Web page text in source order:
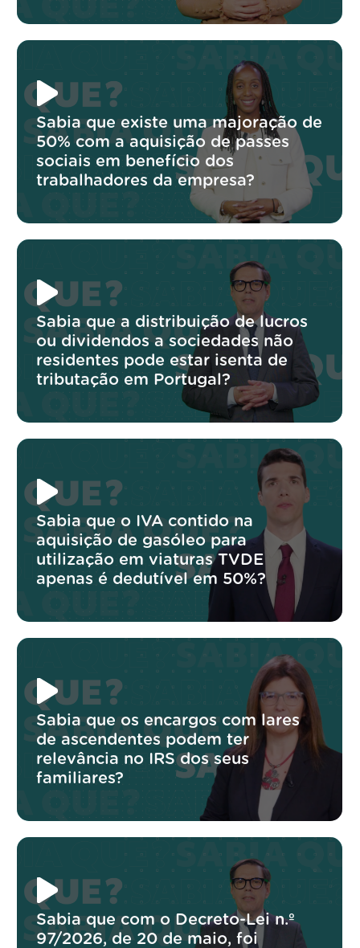
Sabia que existe uma majoração de
50% com a aquisição de passes
sociais em benefício dos
trabalhadores da empresa?
Sabia que a distribuição de lucros
ou dividendos a sociedades não
residentes pode estar isenta de
tributação em Portugal?
Sabia que o IVA contido na
aquisição de gasóleo para
utilização em viaturas TVDE
apenas é dedutível em 50%?
Sabia que os encargos com lares
de ascendentes podem ter
relevância no IRS dos seus
familiares?
Sabia que com o Decreto-Lei n.º
97/2026, de 20 de maio, foi